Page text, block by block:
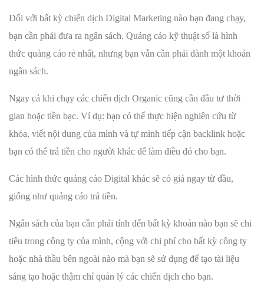
Đối với bất kỳ chiến dịch Digital Marketing nào bạn đang chạy,
bạn cần phải đưa ra ngân sách. Quảng cáo kỹ thuật số là hình
thức quảng cáo rẻ nhất, nhưng bạn vẫn cần phải dành một khoản
ngân sách.
Ngay cả khi chạy các chiến dịch Organic cũng cần đầu tư thời
gian hoặc tiền bạc. Ví dụ: bạn có thể thực hiện nghiên cứu từ
khóa, viết nội dung của mình và tự mình tiếp cận backlink hoặc
bạn có thể trả tiền cho người khác để làm điều đó cho bạn.
Các hình thức quảng cáo Digital khác sẽ có giá ngay từ đầu,
giống như quảng cáo trả tiền.
Ngân sách của bạn cần phải tính đến bất kỳ khoản nào bạn sẽ chi
tiêu trong công ty của mình, cộng với chi phí cho bất kỳ công ty
hoặc nhà thầu bên ngoài nào mà bạn sẽ sử dụng để tạo tài liệu
sáng tạo hoặc thậm chí quản lý các chiến dịch cho bạn.